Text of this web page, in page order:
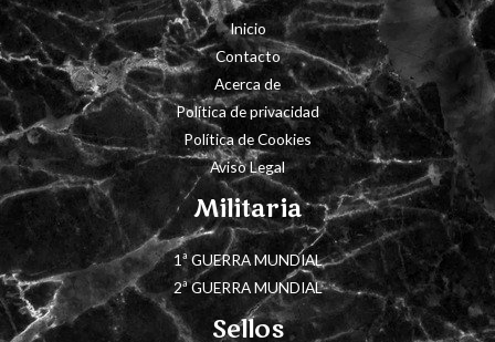
Inicio
Contacto
Acerca de
Política de privacidad
Política de Cookies
Aviso Legal
Militaria
1ª GUERRA MUNDIAL
2ª GUERRA MUNDIAL
Sellos